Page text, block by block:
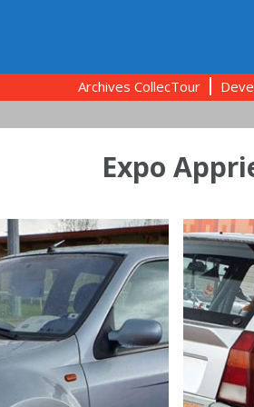
Archives CollecTour
Expo